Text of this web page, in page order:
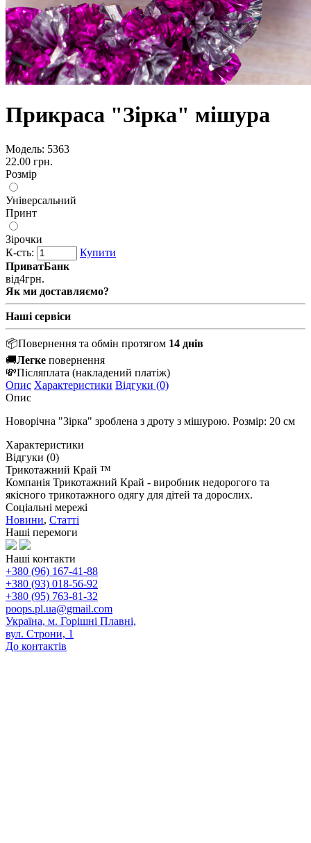
Прикраса "Зірка" мішура
Модель: 5363
22.00 грн.
Розмір
Універсальний
Принт
Зірочки
К-сть:
Купити
ПриватБанк
від4грн.
Як ми доставляємо?
Наші сервіси
📦Повернення та обмін протягом 14 днів
🚚Легке повернення
💸Післяплата (накладений платіж)
Опис Характеристики Відгуки (0)
Опис
Новорічна "Зірка" зроблена з дроту з мішурою. Розмір: 20 см
Характеристики
Відгуки (0)
Трикотажний Край ™
Компанія Трикотажний Край - виробник недорогого та
якісного трикотажного одягу для дітей та дорослих.
Соціальні мережі
Новини, Статті
Наші перемоги
Наші контакти
+380 (96) 167-41-88
+380 (93) 018-56-92
+380 (95) 763-81-32
poops.pl.ua@gmail.com
Україна, м. Горішні Плавні,
вул. Строни, 1
До контактів